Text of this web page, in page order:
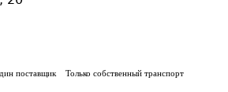
поставщик Только собственный транспорт